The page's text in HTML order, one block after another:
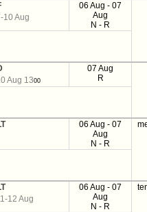
10 Aug
06 Aug - 07
Aug
N - R
Aug 1300
07 Aug
R
06 Aug - 07
Aug
N - R
12 Aug
06 Aug - 07
Aug
N - R